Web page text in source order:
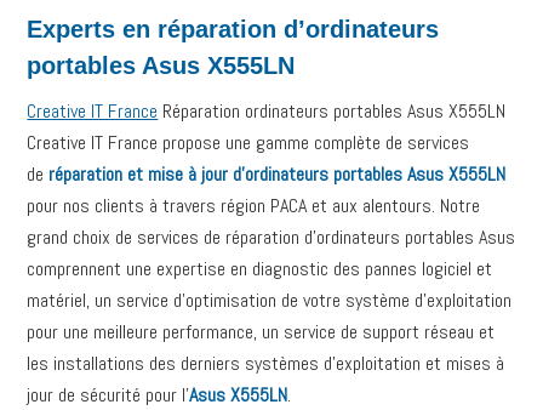
Experts en réparation d’ordinateurs
portables Asus X555LN
Creative IT France Réparation ordinateurs portables Asus X555LN
Creative IT France propose une gamme complète de services
de réparation et mise à jour d’ordinateurs portables Asus X555LN
pour nos clients à travers région PACA et aux alentours. Notre
grand choix de services de réparation d’ordinateurs portables Asus
comprennent une expertise en diagnostic des pannes logiciel et
matériel, un service d’optimisation de votre système d’exploitation
pour une meilleure performance, un service de support réseau et
les installations des derniers systèmes d’exploitation et mises à
jour de sécurité pour l’Asus X555LN.